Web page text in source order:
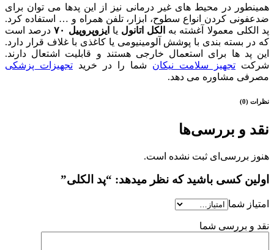
همینطور در محیط های غیر درمانی نیز از این پدها می توان برای
ضدعفونی کردن انواع سطوح، ابزار، تلفن همراه و … استفاده کرد.
پد الکلی معمولا آغشته به
الکل اتانول یا ایزوپروپیل ۷۰
درصد است
که در بسته بندی با پوشش آلومینیومی یا کاغذی با غلاف قرار دارد.
این پد ها برای استعمال خارجی هستند و قابلیت اشتعال دارند.
شرکت تجهیز سلامت نیکان شما را در خرید تجهیزات پزشکی
مصرفی مشاوره می دهد.
نظرات (0)
نقد و بررسی‌ها
هنوز بررسی‌ای ثبت نشده است.
اولین کسی باشید که نظر میدهد: “پد الکلی”
امتیاز شما
نقد و بررسی شما